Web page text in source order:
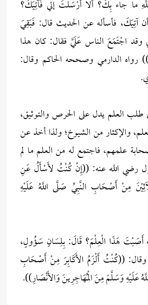
ما جاء بِكَ؟ ألا أَرْسَلْتَ إلي فَآتِيَكَ؟
آتِيَكَ، فأسأله عن الحديث قال: فَبَقِيَ
اجْتَمَعَ الناس عَلَيَّ فقال: كان هذا
رواه الدارمي وصححه الحاكم وقال:
العلم يدل على الحرص والتوثيق،
والإكثار من الشيوخ؛ ولذا أخذ عن
علمهم، فاجتمع له من العلم ما لم
رضي الله عنه: ((إِنْ كُنْتُ لأَسْأَلُ عَنِ
مِنْ أَصْحَابِ النَّبِيِّ صَلَّى اللَّهُ عَلَيْهِ
هَذَا الْعِلْمَ؟ قَالَ: بِلِسَانٍ سَؤُولٍ،
((كُنْتُ أَلْزَمُ الأَكَابِرَ مِنْ أَصْحَابِ
عَلَيْهِ وَسَلَّمَ مِنَ الْمُهَاجِرِينَ وَالأَنْصَارِ)).